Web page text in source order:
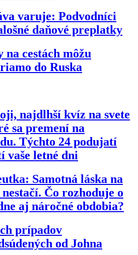
varuje: Podvodníci
daňové preplatky
na cestách môžu
do Ruska
najdlhší kvíz na svete
sa premení na
Týchto 24 podujatí
vaše letné dni
Samotná láska na
Čo rozhoduje o
aj náročné obdobia?
prípadov
od Johna